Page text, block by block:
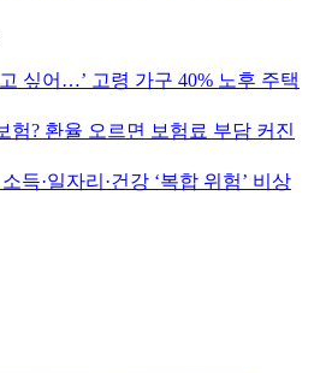
싶어…’ 고령 가구 40% 노후 주택
험? 환율 오르면 보험료 부담 커진
득·일자리·건강 ‘복합 위험’ 비상